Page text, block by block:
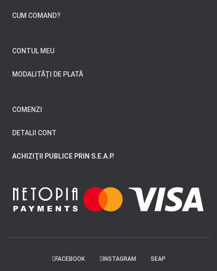
CUM COMAND?
CONTUL MEU
MODALITĂȚI DE PLATĂ
COMENZI
DETALII CONT
ACHIZIŢII PUBLICE PRIN S.E.A.P.
FACEBOOK INSTAGRAM SEAP